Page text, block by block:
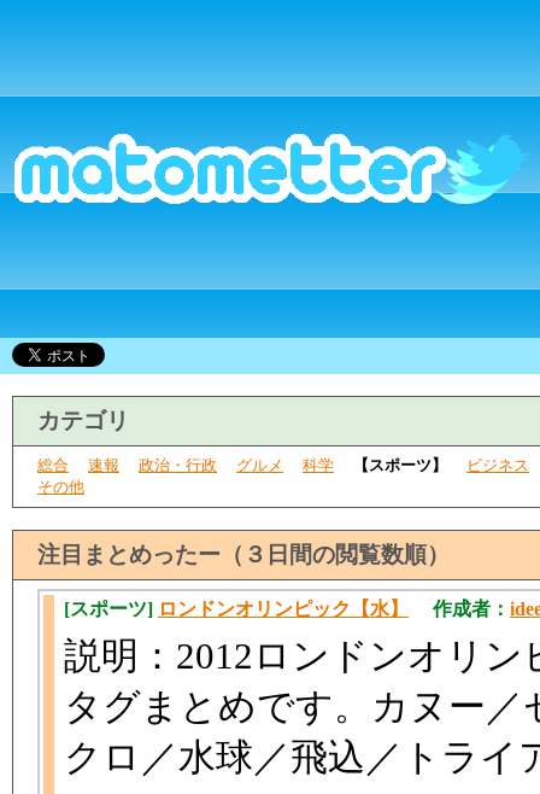
カテゴリ
総合 速報 政治・行政 グルメ 科学 【スポーツ】
ビジネス
その他
注目まとめったー（３日間の閲覧数順）
[スポーツ] ロンドンオリンピック【水】 作成者：
説明：2012ロンドンオリ
タグまとめです。カヌー
クロ／水球／飛込／トライ